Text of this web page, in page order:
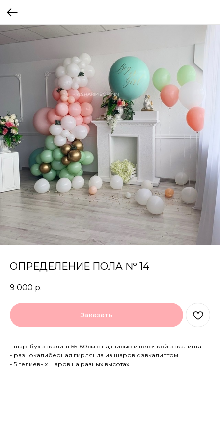
ОПРЕДЕЛЕНИЕ ПОЛА № 14
9 000 р.
Заказать
- шар-бух эвкалипт 55-60см с надписью и веточкой эвкалипта
- разнокалиберная гирлянда из шаров с эвкалиптом
- 5 гелиевых шаров на разных высотах